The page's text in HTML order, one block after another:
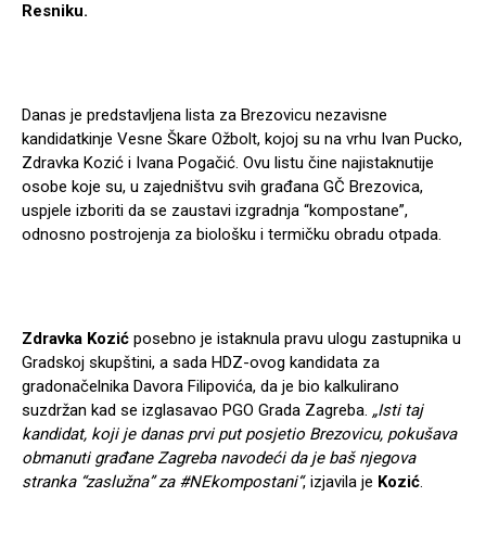
Resniku.
Danas je predstavljena lista za Brezovicu nezavisne
kandidatkinje Vesne Škare Ožbolt, kojoj su na vrhu Ivan Pucko,
Zdravka Kozić i Ivana Pogačić. Ovu listu čine najistaknutije
osobe koje su, u zajedništvu svih građana GČ Brezovica,
uspjele izboriti da se zaustavi izgradnja “kompostane”,
odnosno postrojenja za biološku i termičku obradu otpada.
Zdravka Kozić posebno je istaknula pravu ulogu zastupnika u
Gradskoj skupštini, a sada HDZ-ovog kandidata za
gradonačelnika Davora Filipovića, da je bio kalkulirano
suzdržan kad se izglasavao PGO Grada Zagreba. „Isti taj
kandidat, koji je danas prvi put posjetio Brezovicu, pokušava
obmanuti građane Zagreba navodeći da je baš njegova
stranka “zaslužna” za #NEkompostani“, izjavila je Kozić.